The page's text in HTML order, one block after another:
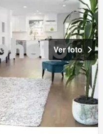
Ver foto